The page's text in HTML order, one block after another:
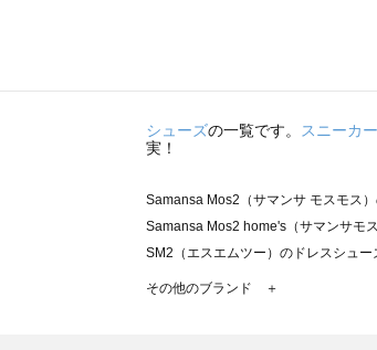
シューズの一覧です。 スニーカー
実！
Samansa Mos2（サマンサ モスモス
Samansa Mos2 home's（サマンサモ
SM2（エスエムツー）のドレスシュー
TSUHARU by Samansa Mos2（ツハ
その他のブランド ＋